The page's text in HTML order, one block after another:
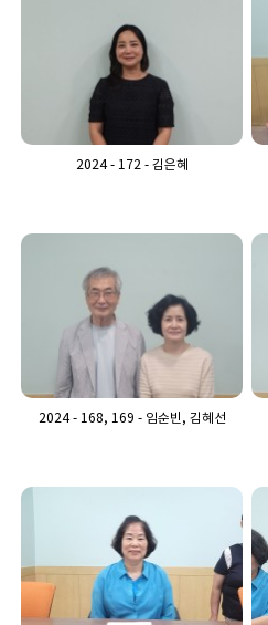
2024 - 172 - 김은혜
2024 - 168, 169 - 임순빈, 김혜선